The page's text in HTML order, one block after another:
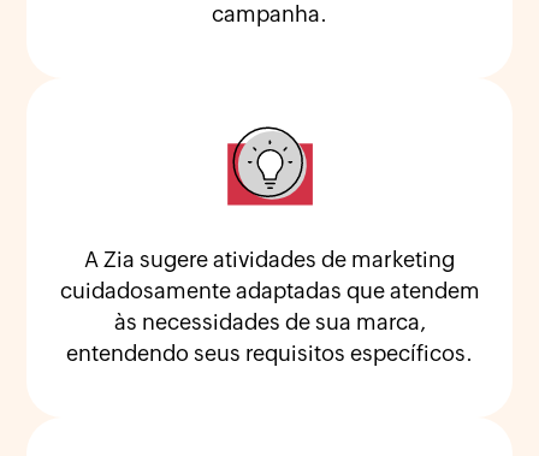
campanha.
A Zia sugere atividades de marketing
cuidadosamente adaptadas que atendem
às necessidades de sua marca,
entendendo seus requisitos específicos.